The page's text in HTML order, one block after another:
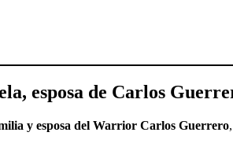
esposa de Carlos
y esposa del Warrior Carlos Guerrero